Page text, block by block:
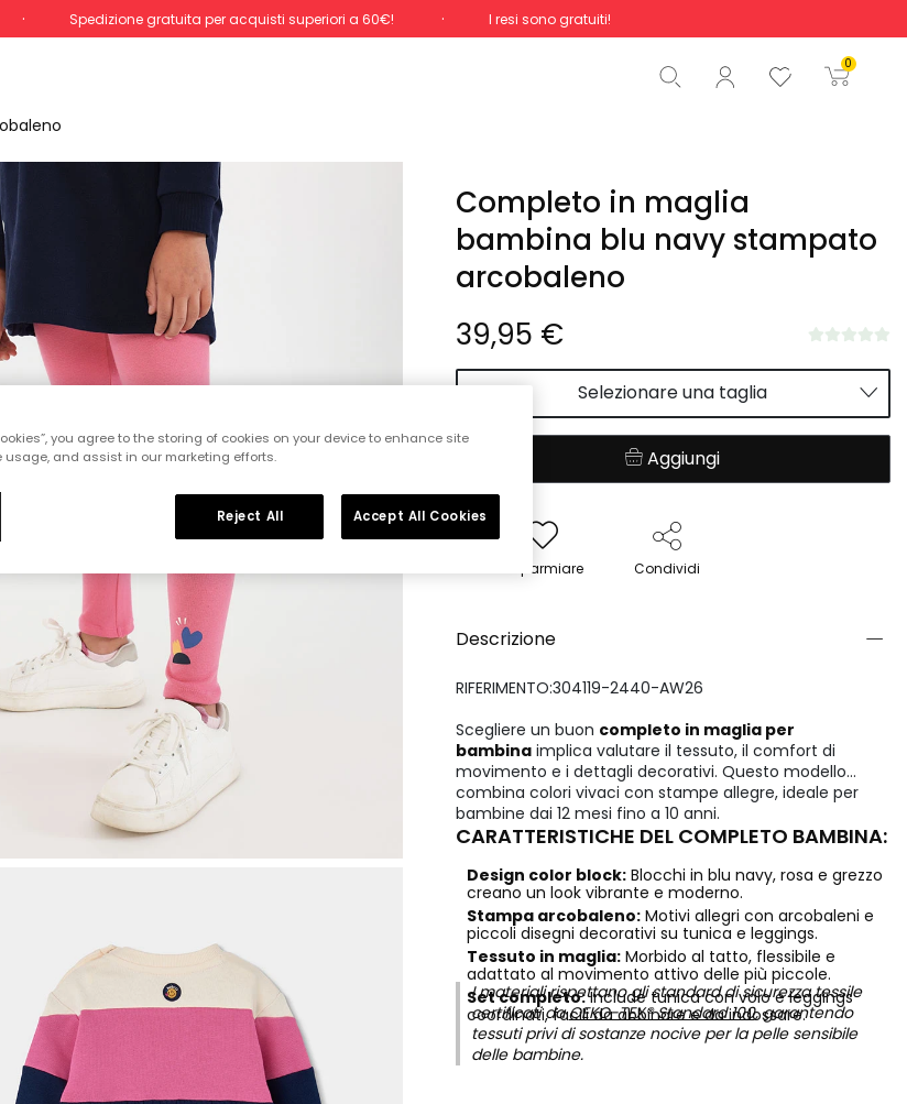
Spedizione gratuita per acquisti superiori a 60€! I resi sono gratuiti!
0
Totale 0,00 €
Inizio ordine
Completo in maglia
bambina blu navy stampato
arcobaleno
39,95 €
Selezionare una taglia
Aggiungi
Risparmiare Condividi
Descrizione
RIFERIMENTO:304119-2440-AW26
Scegliere un buon completo in maglia per
bambinaimplica valutare il tessuto, il comfort di
movimento e i dettagli decorativi. Questo modello
combina colori vivaci con stampe allegre, ideale per
bambine dai 12 mesi fino a 10 anni.
CARATTERISTICHE DEL COMPLETO BAMBINA:
Design color block:Blocchi in blu navy, rosa e grezzo
creano un look vibrante e moderno.
Stampa arcobaleno:Motivi allegri con arcobaleni e
piccoli disegni decorativi su tunica e leggings.
Tessuto in maglia:Morbido al tatto, flessibile e
adattato al movimento attivo delle più piccole.
Set completo:Include tunica con volo e leggings
coordinati, facili da abbinare e da indossare.
I materiali rispettano gli standard di sicurezza tessile
certificati daOEKO-TEX® Standard 100, garantendo
tessuti privi di sostanze nocive per la pelle sensibile
delle bambine.
you agree to the storing of cookies on your device to enhance site
usage, and assist in our marketing efforts.
Reject All Accept All Cookies